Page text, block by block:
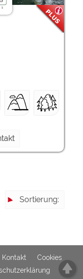
Sortierung:
Kontakt
Cookies